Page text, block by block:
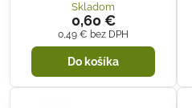
Skladom
0,60 €
0,49 € bez DPH
Do košíka